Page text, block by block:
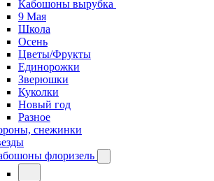
Кабошоны вырубка
9 Мая
Школа
Осень
Цветы/Фрукты
Единорожки
Зверюшки
Куколки
Новый год
Разное
снежинки
флоризель